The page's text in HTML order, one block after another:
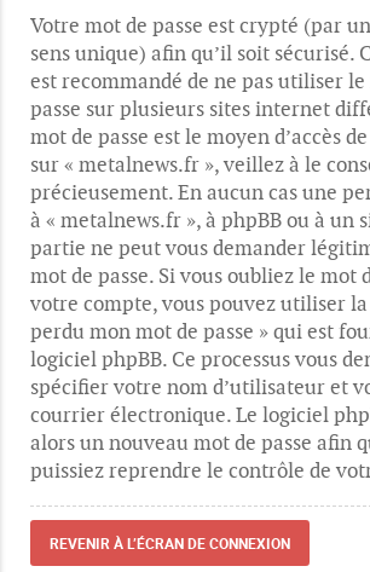
Votre mot de passe est crypté (par
sens unique) afin qu’il soit sécurisé.
est recommandé de ne pas utiliser
passe sur plusieurs sites internet
mot de passe est le moyen d’accès
sur « metalnews.fr », veillez à le
précieusement. En aucun cas une
à « metalnews.fr », à phpBB ou à un
partie ne peut vous demander
mot de passe. Si vous oubliez le mot
votre compte, vous pouvez utiliser la
perdu mon mot de passe » qui est
logiciel phpBB. Ce processus vous
spécifier votre nom d’utilisateur et
courrier électronique. Le logiciel
alors un nouveau mot de passe afin
puissiez reprendre le contrôle de
REVENIR À L’ÉCRAN DE CONNEXION